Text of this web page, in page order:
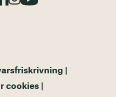
cookies